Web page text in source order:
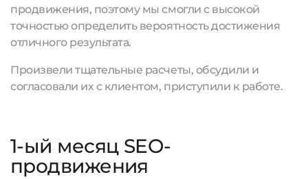
продвижения, поэтому мы смогли с высокой
точностью определить вероятность достижения
отличного результата.
Произвели тщательные расчеты, обсудили и
согласовали их с клиентом, приступили к работе.
1-ый месяц SEO-
продвижения